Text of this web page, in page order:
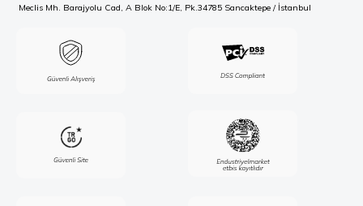
Meclis Mh. Barajyolu Cad, A Blok No:1/E, Pk.34785 Sancaktepe / İstanbul